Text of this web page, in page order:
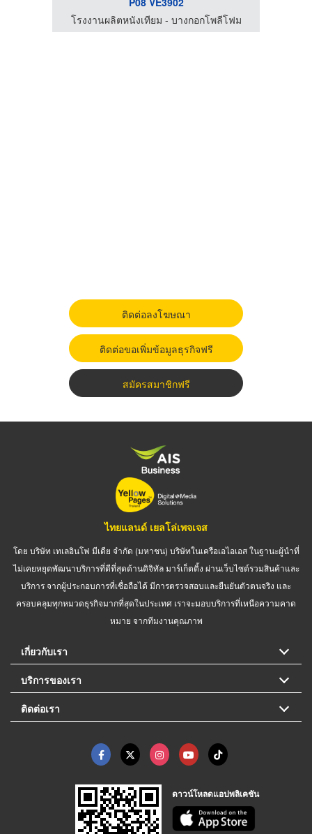
โรงงานผลิตหนังเทียม - บางกอกโพลีโฟม
ติดต่อลงโฆษณา
ติดต่อขอเพิ่มข้อมูลธุรกิจฟรี
สมัครสมาชิกฟรี
ไทยแลนด์ เยลโล่เพจเจส
โดย บริษัท เทเลอินโฟ มีเดีย จำกัด (มหาชน) บริษัทในเครือเอไอเอส ในฐานะผู้นำที่
ไม่เคยหยุดพัฒนาบริการที่ดีที่สุดด้านดิจิทัล มาร์เก็ตติ้ง ผ่านเว็บไซต์รวมสินค้าและ
บริการ จากผู้ประกอบการที่เชื่อถือได้ มีการตรวจสอบและยืนยันตัวตนจริง และ
ครอบคลุมทุกหมวดธุรกิจมากที่สุดในประเทศ เราจะมอบบริการที่เหนือความคาด
หมาย จากทีมงานคุณภาพ
เกี่ยวกับเรา
บริการของเรา
ติดต่อเรา
ดาวน์โหลดแอปพลิเคชัน